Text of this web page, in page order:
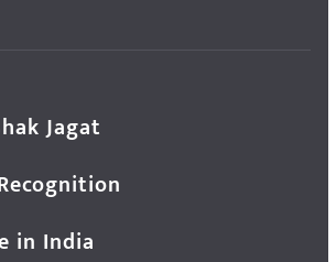
Jagat
in India